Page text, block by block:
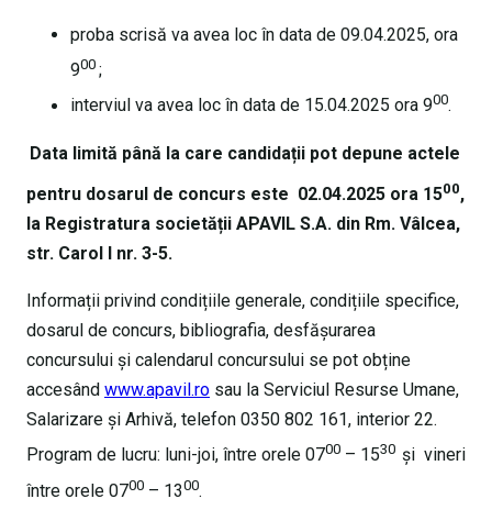
proba scrisă va avea loc în data de 09.04.2025, ora
900 ;
interviul va avea loc în data de 15.04.2025 ora 900.
Data limită până la care candidații pot depune actele
pentru dosarul de concurs este 02.04.2025 ora 1500,
la Registratura societății APAVIL S.A. din Rm. Vâlcea,
str. Carol I nr. 3-5.
Informații privind condițiile generale, condițiile specifice,
dosarul de concurs, bibliografia, desfășurarea
concursului și calendarul concursului se pot obține
accesând www.apavil.ro sau la Serviciul Resurse Umane,
Salarizare și Arhivă, telefon 0350 802 161, interior 22.
Program de lucru: luni-joi, între orele 0700 – 1530 și vineri
între orele 0700 – 1300.